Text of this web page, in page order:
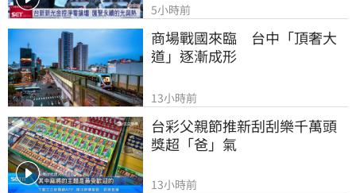
5小時前
商場戰國來臨　台中「頂奢大
道」逐漸成形
13小時前
台彩父親節推新刮刮樂千萬頭
獎超「爸」氣
13小時前